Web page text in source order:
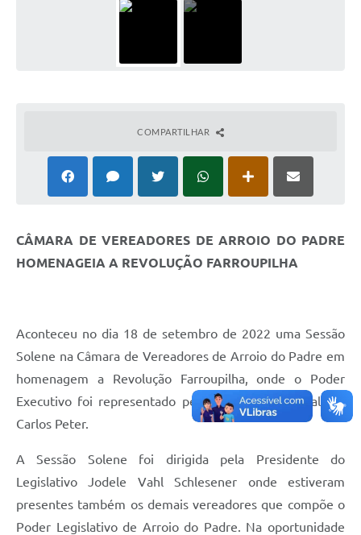
COMPARTILHAR
CÂMARA DE VEREADORES DE ARROIO DO PADRE
HOMENAGEIA A REVOLUÇÃO FARROUPILHA
Aconteceu no dia 18 de setembro de 2022 uma Sessão
Solene na Câmara de Vereadores de Arroio do Padre em
homenagem a Revolução Farroupilha, onde o Poder
Executivo foi representado pelo Prefeito Municipal Rui
Carlos Peter.
A Sessão Solene foi dirigida pela Presidente do
Legislativo Jodele Vahl Schlesener onde estiveram
presentes também os demais vereadores que compõe o
Poder Legislativo de Arroio do Padre. Na oportunidade